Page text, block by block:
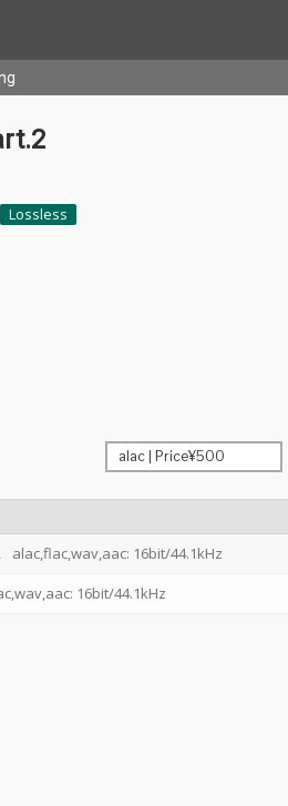
Lossless
alac,flac,wav,aac: 16bit/44.1kHz
16bit/44.1kHz